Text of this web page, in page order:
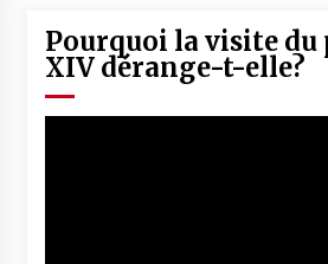
Pourquoi la visite du
XIV dérange-t-elle?